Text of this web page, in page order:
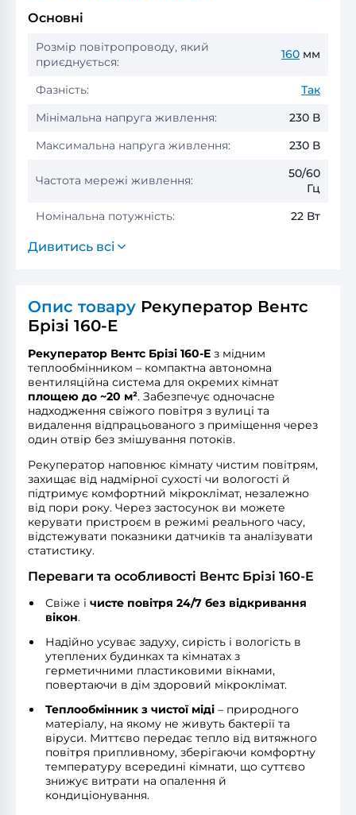
Основні
Розмір повітропроводу, який
приєднується:
160 мм
Фазність:
Так
Мінімальна напруга живлення:
230 В
Максимальна напруга живлення:
230 В
Частота мережі живлення:
50/60
Гц
Номінальна потужність:
22 Вт
Дивитись всі
Опис товару Рекуператор Вентс
Брізі 160-E
Рекуператор Вентс Брізі 160-E з мідним
теплообмінником – компактна автономна
вентиляційна система для окремих кімнат
площею до ~20 м². Забезпечує одночасне
надходження свіжого повітря з вулиці та
видалення відпрацьованого з приміщення через
один отвір без змішування потоків.
Рекуператор наповнює кімнату чистим повітрям,
захищає від надмірної сухості чи вологості й
підтримує комфортний мікроклімат, незалежно
від пори року. Через застосунок ви можете
керувати пристроєм в режимі реального часу,
відстежувати показники датчиків та аналізувати
статистику.
Переваги та особливості Вентс Брізі 160-E
Свіже і чисте повітря 24/7 без відкривання
вікон.
Надійно усуває задуху, сирість і вологість в
утеплених будинках та кімнатах з
герметичними пластиковими вікнами,
повертаючи в дім здоровий мікроклімат.
Теплообмінник з чистої міді – природного
матеріалу, на якому не живуть бактерії та
віруси. Миттєво передає тепло від витяжного
повітря припливному, зберігаючи комфортну
температуру всередині кімнати, що суттєво
знижує витрати на опалення й
кондиціонування.